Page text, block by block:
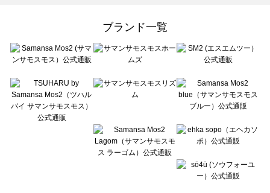
sō4ū（ソウフォーユー）のカーディガン一覧
Te chichi（テチチ）のカーディガン一覧
Te chichi CLASSIC（テチチ クラシック）のカーディガン一覧
Lugnoncure（ルノンキュール）のカーディガン一覧
BETTY'S BLUE（べティーズブルー）のカーディガン一覧
Wpc.（ワールドパーティー）のカーディガン一覧
ブランド一覧